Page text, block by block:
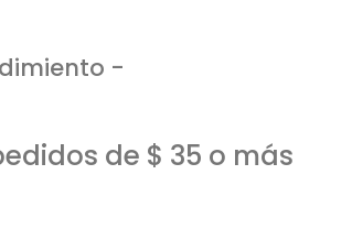
-
de $ 35 o más